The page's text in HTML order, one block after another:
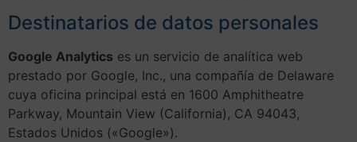
Destinatarios de datos personales
Google Analytics es un servicio de analítica web
prestado por Google, Inc., una compañía de Delaware
cuya oficina principal está en 1600 Amphitheatre
Parkway, Mountain View (California), CA 94043,
Estados Unidos («Google»).